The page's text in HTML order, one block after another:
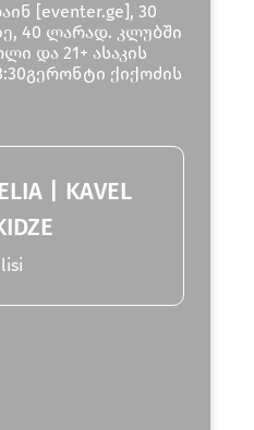
[eventer.ge], 30
40 ლარად. კლუბში
და 21+ ასაკის
ქიქოძის
| KAVEL